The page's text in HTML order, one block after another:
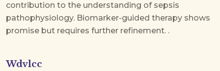
contribution to the understanding of sepsis
pathophysiology. Biomarker-guided therapy shows
promise but requires further refinement. .
Wdvlcc